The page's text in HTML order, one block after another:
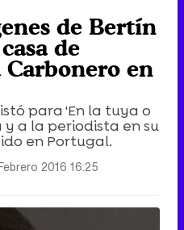
de Bertín
de
Carbonero en
para 'En la tuya o
a la periodista en su
en Portugal.
2016 16:25